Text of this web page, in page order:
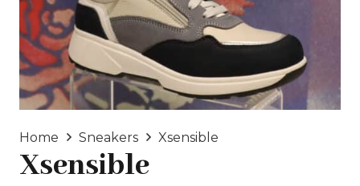
Home Sneakers Xsensible
Xsensible